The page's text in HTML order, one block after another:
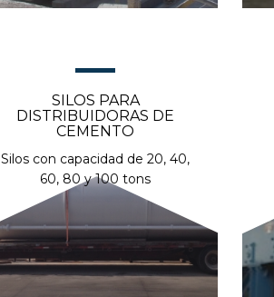
SILOS PARA
DISTRIBUIDORAS DE
CEMENTO
Silos con capacidad de 20, 40,
60, 80 y 100 tons